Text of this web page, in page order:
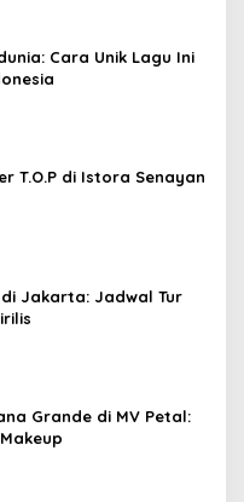
Cara Unik Lagu Ini
T.O.P di Istora Senayan
Jakarta: Jadwal Tur
Grande di MV Petal: